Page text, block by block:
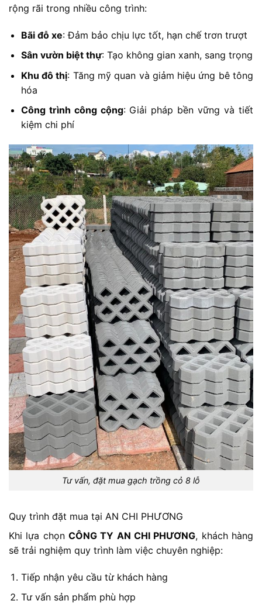
rộng rãi trong nhiều công trình:
Bãi đỗ xe: Đảm bảo chịu lực tốt, hạn chế trơn trượt
Sân vườn biệt thự: Tạo không gian xanh, sang trọng
Khu đô thị: Tăng mỹ quan và giảm hiệu ứng bê tông
hóa
Công trình công cộng: Giải pháp bền vững và tiết
kiệm chi phí
Tư vấn, đặt mua gạch trồng cỏ 8 lỗ
Quy trình đặt mua tại AN CHI PHƯƠNG
Khi lựa chọn CÔNG TY AN CHI PHƯƠNG, khách hàng
sẽ trải nghiệm quy trình làm việc chuyên nghiệp:
Tiếp nhận yêu cầu từ khách hàng
Tư vấn sản phẩm phù hợp